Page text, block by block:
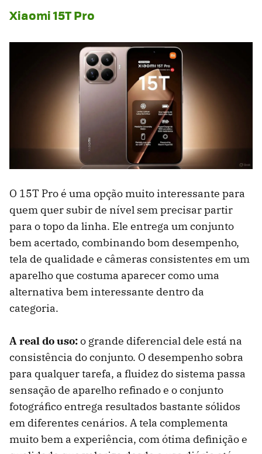
Xiaomi 15T Pro
O 15T Pro é uma opção muito interessante para
quem quer subir de nível sem precisar partir
para o topo da linha. Ele entrega um conjunto
bem acertado, combinando bom desempenho,
tela de qualidade e câmeras consistentes em um
aparelho que costuma aparecer como uma
alternativa bem interessante dentro da
categoria.
A real do uso:o grande diferencial dele está na
consistência do conjunto. O desempenho sobra
para qualquer tarefa, a fluidez do sistema passa
sensação de aparelho refinado e o conjunto
fotográfico entrega resultados bastante sólidos
em diferentes cenários. A tela complementa
muito bem a experiência, com ótima definição e